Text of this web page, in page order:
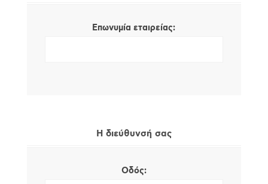
Επωνυμία εταιρείας:
Η διεύθυνσή σας
Οδός: